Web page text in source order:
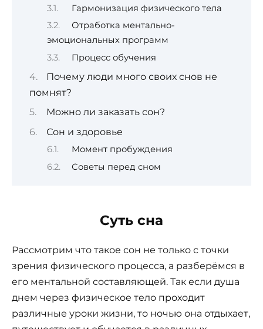
Гармонизация физического тела
Отработка ментально-
эмоциональных программ
Процесс обучения
Почему люди много своих снов не
помнят?
Можно ли заказать сон?
Сон и здоровье
Момент пробуждения
Советы перед сном
Суть сна
Рассмотрим что такое сон не только с точки
зрения физического процесса, а разберёмся в
его ментальной составляющей. Так если душа
днем через физическое тело проходит
различные уроки жизни, то ночью она отдыхает,